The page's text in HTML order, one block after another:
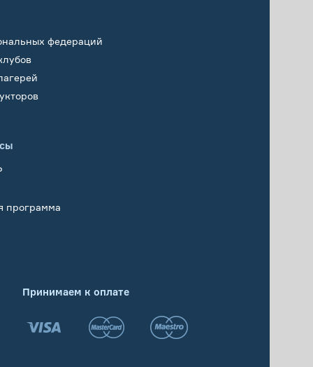
федераций
программа
Принимаем к оплате